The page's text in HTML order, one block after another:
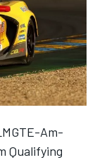
Am-
Qualifying